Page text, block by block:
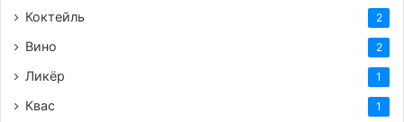
Коктейль 2
Вино 2
Ликёр 1
Квас 1